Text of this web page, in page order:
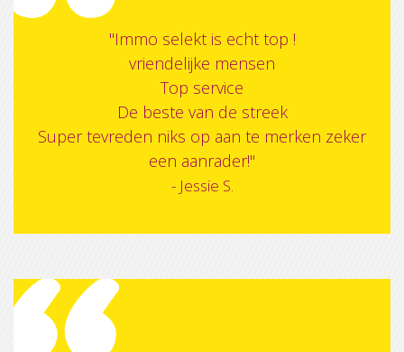
"Immo selekt is echt top !
vriendelijke mensen
Top service
De beste van de streek
Super tevreden niks op aan te merken zeker
een aanrader!"
- Jessie S.